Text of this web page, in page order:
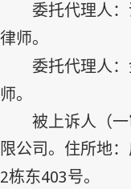
委托代理人
律师。
委托代理人
师。
被上诉人（
限公司。住所地
2栋东403号。